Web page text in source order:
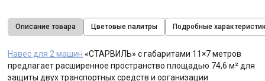
Описание товара Цветовые палитры Подробные
Навес для 2 машин «СТАРВИЛЬ» с габаритами 11×7 метров
предлагает расширенное пространство площадью 74,6 м² для
защиты двух транспортных средств и организации